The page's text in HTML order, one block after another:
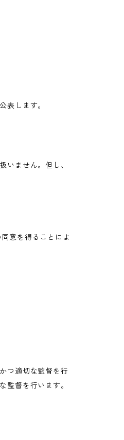
表します。
いません。但し、
意を得ることによ
つ適切な監督を行
監督を行います。